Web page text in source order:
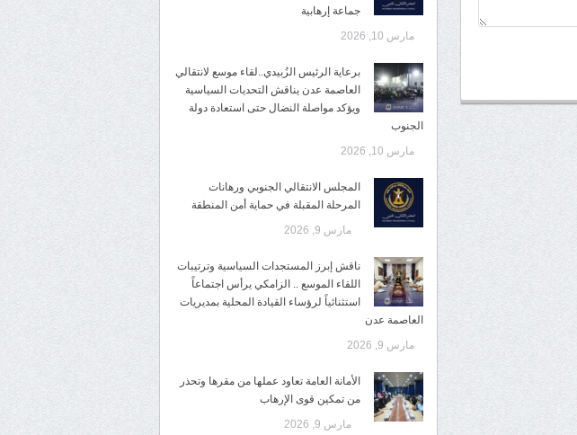
جماعة إرهابية
مارس 10, 2026
برعاية الرئيس الزُبيدي..لقاء موسع لانتقالي
العاصمة عدن يناقش التحديات السياسية
ويؤكد مواصلة النضال حتى استعادة دولة
الجنوب
مارس 10, 2026
المجلس الانتقالي الجنوبي ورهانات
المرحلة المقبلة في حماية أمن المنطقة
مارس 9, 2026
ناقش إبرز المستجدات السياسية وترتيبات
اللقاء الموسع .. الزامكي يرأس اجتماعاً
استثنائياً لرؤساء القيادة المحلية بمديريات
العاصمة عدن
مارس 9, 2026
الأمانة العامة تعاود عملها من مقرها وتحذر
من تمكين قوى الإرهاب
مارس 9, 2026